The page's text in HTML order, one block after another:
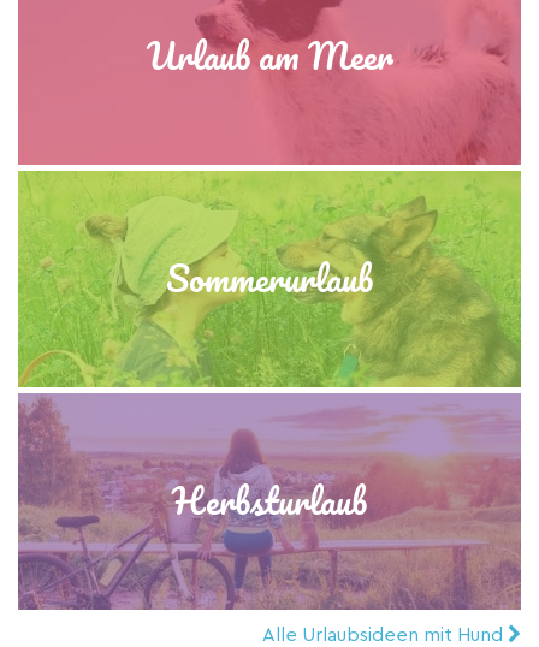
Urlaub am Meer
Sommerurlaub
Herbsturlaub
Alle Urlaubsideen mit Hund